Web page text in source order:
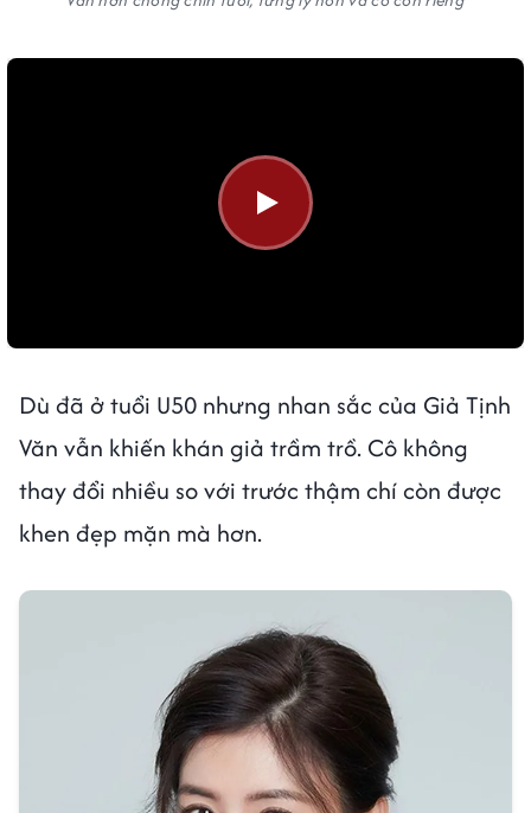
Dù đã ở tuổi U50 nhưng nhan sắc của Giả Tịnh
Văn vẫn khiến khán giả trầm trồ. Cô không
thay đổi nhiều so với trước thậm chí còn được
khen đẹp mặn mà hơn.